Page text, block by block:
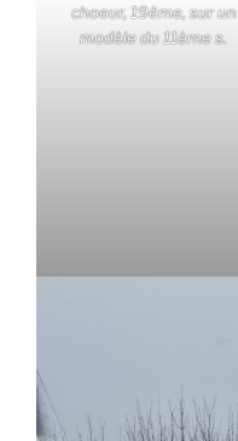
choeur, 19ème, sur un
modèle du 11ème s.